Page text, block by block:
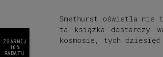
Smethurst oświetla nie
ta książka dostarczy
kosmosie, tych dziesięć
ZGARNIJ
10%
RABATU